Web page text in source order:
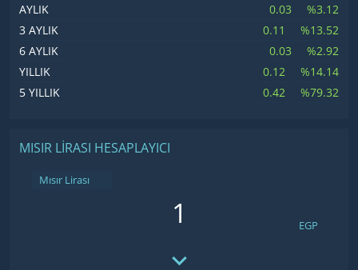
AYLIK
0.03
%3.12
3 AYLIK
0.11
%13.52
6 AYLIK
0.03
%2.92
YILLIK
0.12
%14.14
5 YILLIK
0.42 %79.32
MISIR LIRASI HESAPLAYICI
Mısır Lirası
EGP